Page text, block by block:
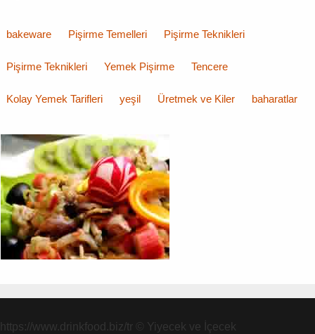
bakeware Pişirme Temelleri Pişirme Teknikleri
Pişirme Teknikleri Yemek Pişirme Tencere
Kolay Yemek Tarifleri yeşil Üretmek ve Kiler baharatlar
https://www.drinkfood.biz/tr © Yiyecek ve İçecek